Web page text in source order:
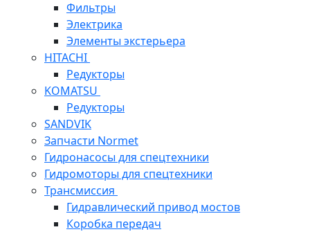
Фильтры
Электрика
Элементы экстерьера
HITACHI
Редукторы
KOMATSU
Редукторы
SANDVIK
Запчасти Normet
Гидронасосы для спецтехники
Гидромоторы для спецтехники
Трансмиссия
Гидравлический привод мостов
Коробка передач